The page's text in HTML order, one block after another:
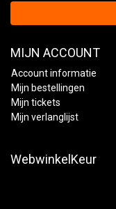
MIJN ACCOUNT
Account informatie
Mijn bestellingen
Mijn tickets
Mijn verlanglijst
WebwinkelKeur